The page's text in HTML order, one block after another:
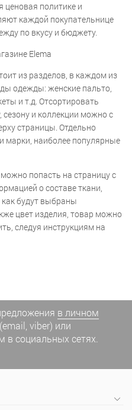
политике и
каждой покупательнице
по вкусу и бюджету.
Elema
из разделов, в каждом из
одежды: женские пальто,
и т.д. Отсортировать
сезону и коллекции можно с
страницы. Отдельно
марки, наиболее популярные
попасть на страницу с
о составе ткани,
будут выбраны
цвет изделия, товар можно
следуя инструкциям на
в личном
(email, viber) или
в социальных сетях.